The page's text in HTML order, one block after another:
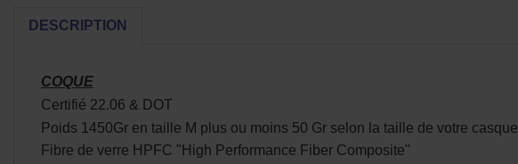
DESCRIPTION
COQUE
Certifié 22.06 & DOT
Poids 1450Gr en taille M plus ou moins 50 Gr selon la taille de votre casque
Fibre de verre HPFC "High Performance Fiber Composite"